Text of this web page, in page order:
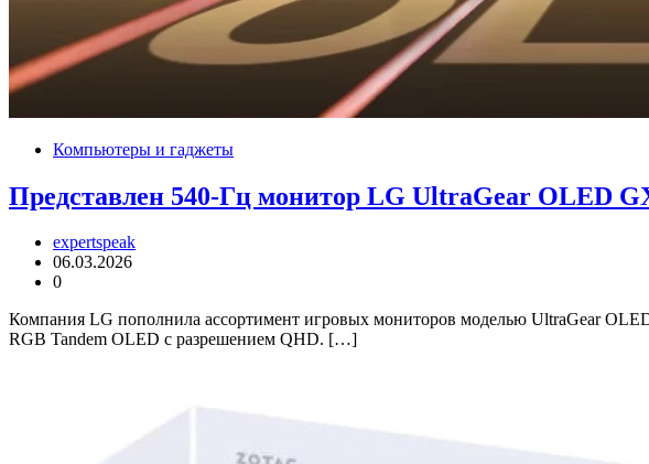
Компьютеры и гаджеты
Представлен 540-Гц монитор LG UltraGear OLED
expertspeak
06.03.2026
0
Компания LG пополнила ассортимент игровых мониторов моделью UltraGear
RGB Tandem OLED с разрешением QHD. […]